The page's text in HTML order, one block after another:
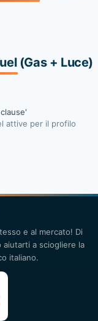
(Gas + Luce)
attive per il profilo
e al mercato! Di
a sciogliere la
italiano.